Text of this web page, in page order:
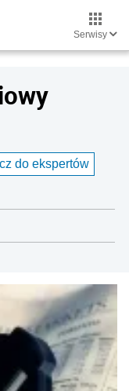
Serwisy
do ekspertów